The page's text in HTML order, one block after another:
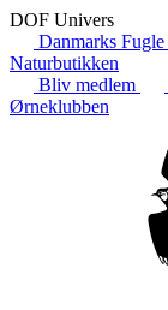
DOF Univers
Danmarks Fugle
Naturbutikken
Bliv medlem
Ørneklubben